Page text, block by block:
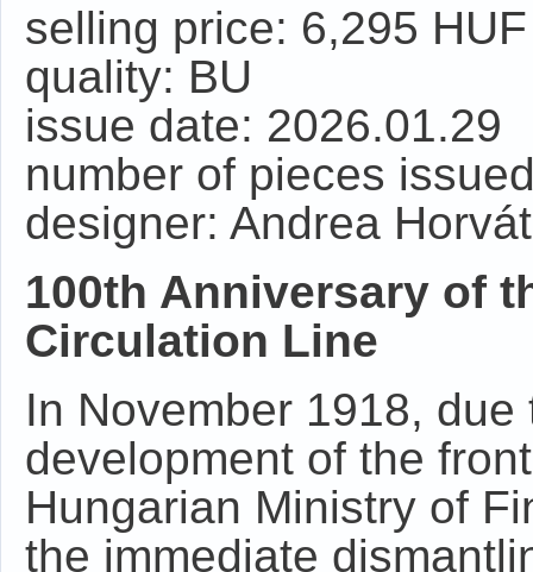
selling price: 6,295 HUF
quality: BU
issue date: 2026.01.29
number of pieces
designer: Andrea
100th Anniversary of
Circulation Line
In November 1918,
development of the
Hungarian Ministry of
the immediate